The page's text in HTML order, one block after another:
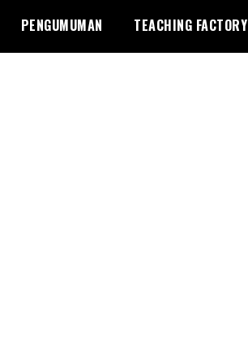
PENGUMUMAN TEACHING FACTORY